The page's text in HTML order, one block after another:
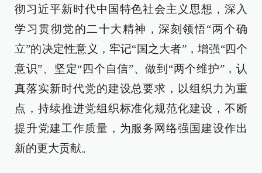
彻习近平新时代中国特色社会主义思想，深入
学习贯彻党的二十大精神，深刻领悟“两个确
立”的决定性意义，牢记“国之大者”，增强“四个
意识”、坚定“四个自信”、做到“两个维护”，认
真落实新时代党的建设总要求，以组织力为重
点，持续推进党组织标准化规范化建设，不断
提升党建工作质量，为服务网络强国建设作出
新的更大贡献。